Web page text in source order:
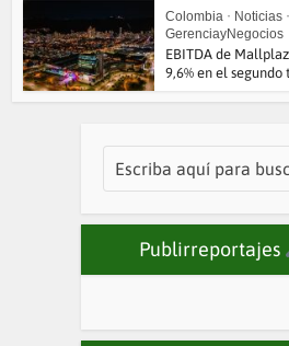
Colombia • Noticias •
GerenciayNegocios
EBITDA de
9,6% en el segundo
Publirreportajes